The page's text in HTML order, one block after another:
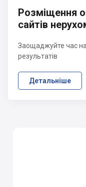
Розміщення
сайтів
Заощаджуйте час
результатів
Детальніше